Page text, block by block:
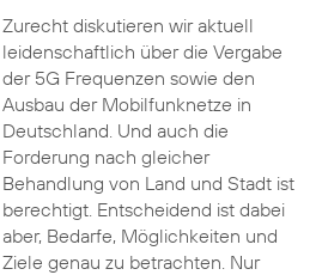
Zurecht diskutieren wir aktuell
leidenschaftlich über die Vergabe
der 5G Frequenzen sowie den
Ausbau der Mobilfunknetze in
Deutschland. Und auch die
Forderung nach gleicher
Behandlung von Land und Stadt ist
berechtigt. Entscheidend ist dabei
aber, Bedarfe, Möglichkeiten und
Ziele genau zu betrachten. Nur